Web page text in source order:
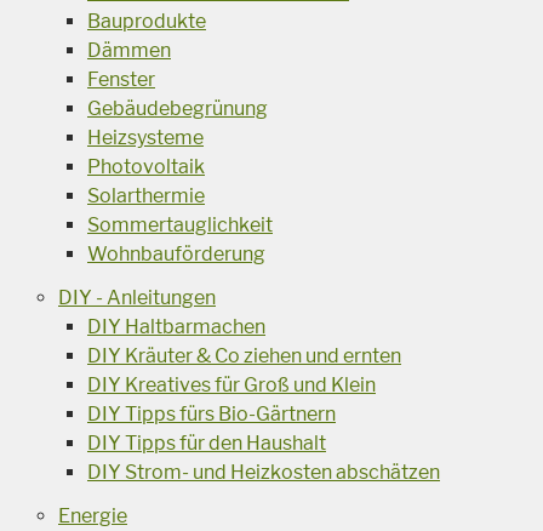
Bauprodukte
Dämmen
Fenster
Gebäudebegrünung
Heizsysteme
Photovoltaik
Solarthermie
Sommertauglichkeit
Wohnbauförderung
DIY - Anleitungen
DIY Haltbarmachen
DIY Kräuter & Co ziehen und ernten
DIY Kreatives für Groß und Klein
DIY Tipps fürs Bio-Gärtnern
DIY Tipps für den Haushalt
DIY Strom- und Heizkosten abschätzen
Energie